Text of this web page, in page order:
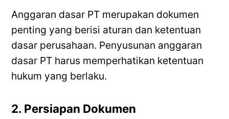
Anggaran dasar PT merupakan dokumen
penting yang berisi aturan dan ketentuan
dasar perusahaan. Penyusunan anggaran
dasar PT harus memperhatikan ketentuan
hukum yang berlaku.
2. Persiapan Dokumen